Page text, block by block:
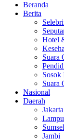
Beranda
Berita
Hotel
Suara
Sosok
Suara
Nasional
Daerah
Jakarta
Sumsel
Jambi